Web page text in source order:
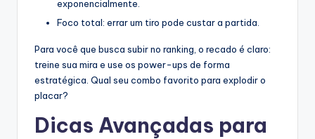
exponencialmente.
Foco total: errar um tiro pode custar a partida.
Para você que busca subir no ranking, o recado é claro:
treine sua mira e use os power-ups de forma
estratégica. Qual seu combo favorito para explodir o
placar?
Dicas Avançadas para